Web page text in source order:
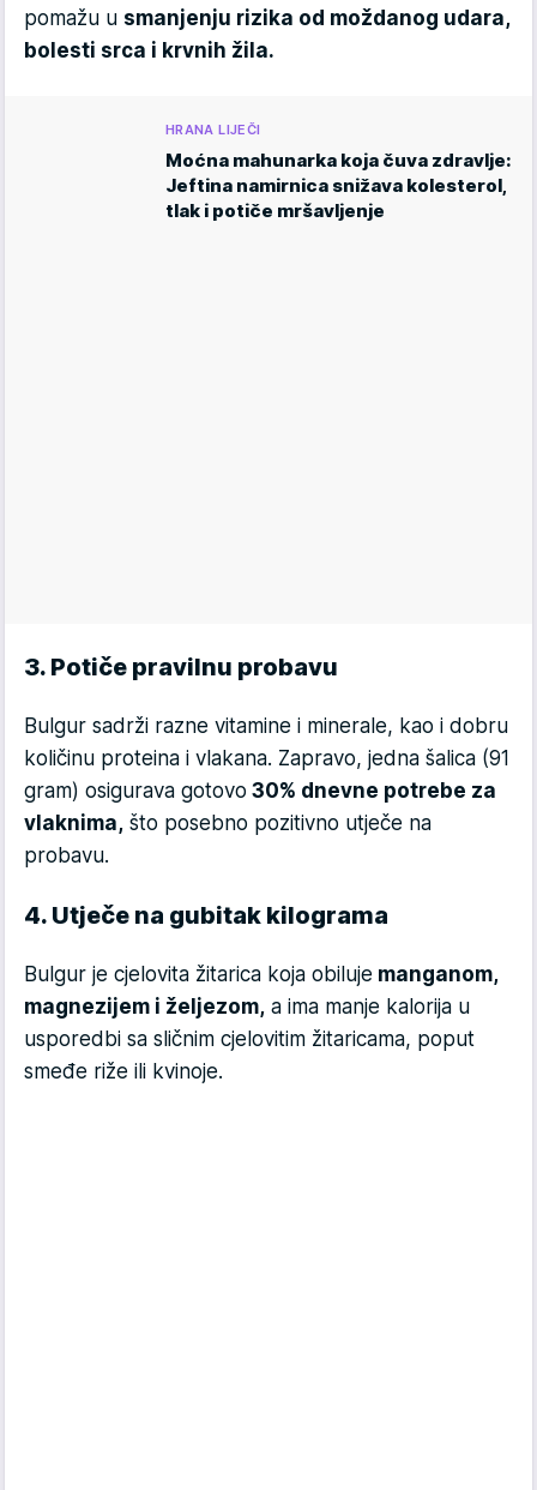
pomažu u smanjenju rizika od moždanog udara,
bolesti srca i krvnih žila.
HRANA LIJEČI
Moćna mahunarka koja čuva zdravlje:
Jeftina namirnica snižava kolesterol,
tlak i potiče mršavljenje
3. Potiče pravilnu probavu
Bulgur sadrži razne vitamine i minerale, kao i dobru
količinu proteina i vlakana. Zapravo, jedna šalica (91
gram) osigurava gotovo 30% dnevne potrebe za
vlaknima, što posebno pozitivno utječe na
probavu.
4. Utječe na gubitak kilograma
Bulgur je cjelovita žitarica koja obiluje manganom,
magnezijem i željezom, a ima manje kalorija u
usporedbi sa sličnim cjelovitim žitaricama, poput
smeđe riže ili kvinoje.